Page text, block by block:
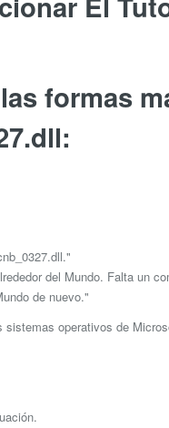
formas
del Mundo. Falta un
de nuevo."
operativos de